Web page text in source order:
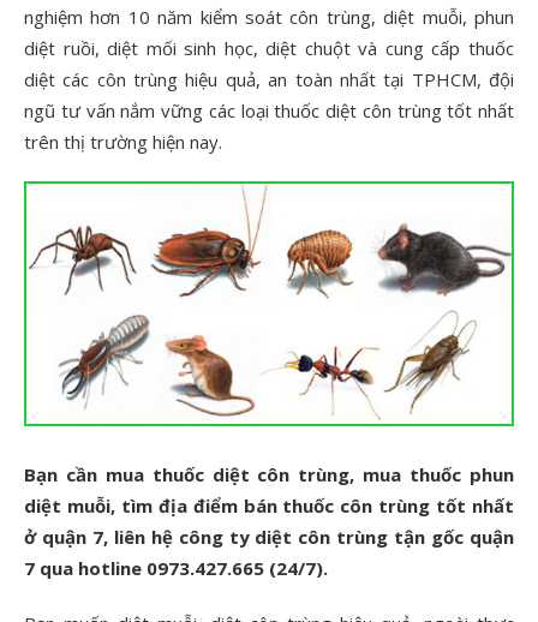
nghiệm hơn 10 năm kiểm soát côn trùng, diệt muỗi, phun
diệt ruồi, diệt mối sinh học, diệt chuột và cung cấp thuốc
diệt các côn trùng hiệu quả, an toàn nhất tại TPHCM, đội
ngũ tư vấn nắm vững các loại thuốc diệt côn trùng tốt nhất
trên thị trường hiện nay.
Bạn cần mua thuốc diệt côn trùng, mua thuốc phun
diệt muỗi, tìm địa điểm bán thuốc côn trùng tốt nhất
ở quận 7, liên hệ công ty diệt côn trùng tận gốc quận
7 qua hotline 0973.427.665 (24/7).